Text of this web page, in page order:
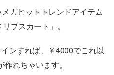
ガヒットトレンドアイテム
ブスカート」。
ンすれば、￥4000でこれ以
れちゃいます。